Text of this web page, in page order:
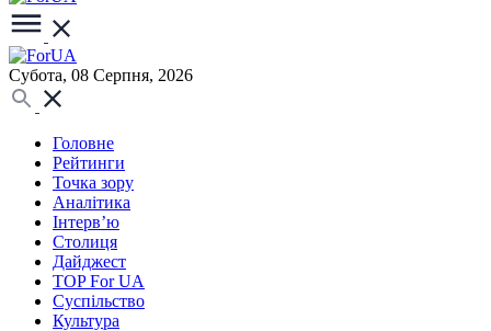
Субота, 08 Серпня, 2026
Головне
Рейтинги
Точка зору
Аналітика
Інтерв’ю
Столиця
Дайджест
TOP For UA
Суспiльство
Культура